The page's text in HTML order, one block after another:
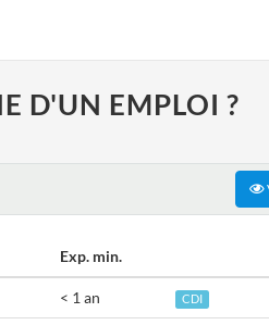
D'UN EMPLOI ?
Exp. min.
< 1 an CDI